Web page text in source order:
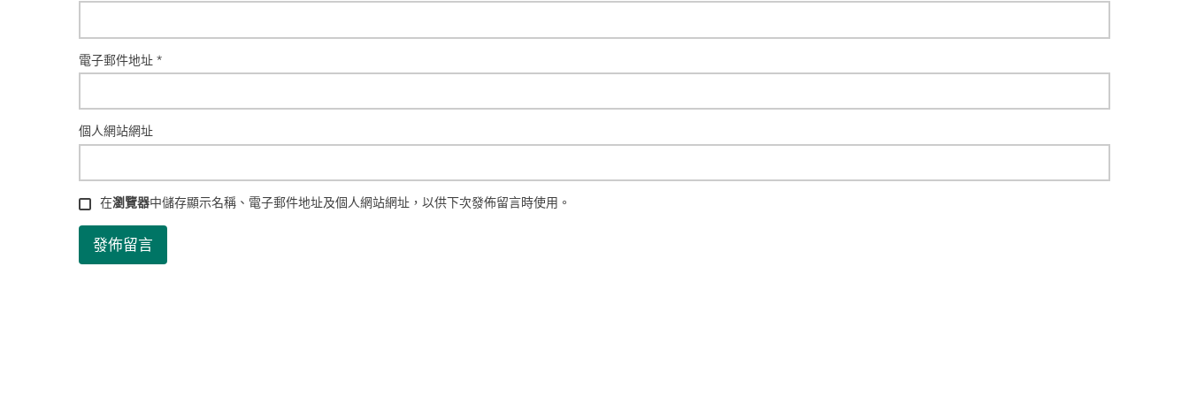
電子郵件地址 *
個人網站網址
在瀏覽器中儲存顯示名稱、電子郵件地址及個人網站網址，以供下次發佈留言時使用。